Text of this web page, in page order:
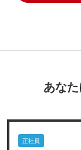
あな
正社員